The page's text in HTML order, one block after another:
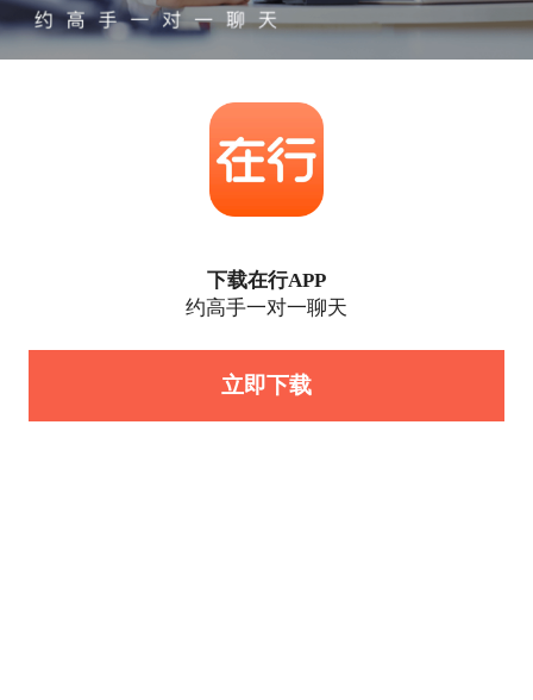
下载在行APP
约高手一对一聊天
立即下载